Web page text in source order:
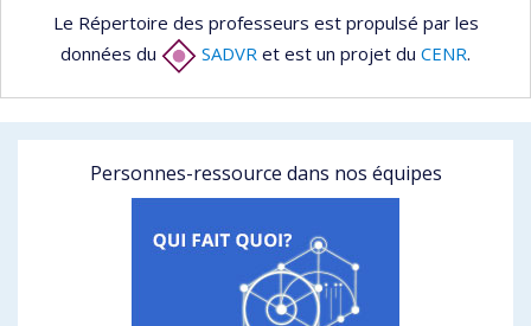
Le Répertoire des professeurs est propulsé par les
données du
SADVR et est un projet du CENR.
Personnes-ressource dans nos équipes